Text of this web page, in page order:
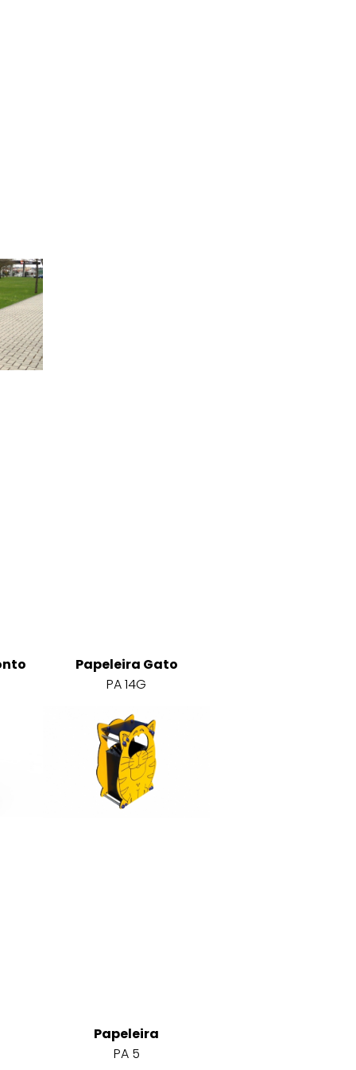
Papeleira Gato
PA 14G
Papeleira
PA 5